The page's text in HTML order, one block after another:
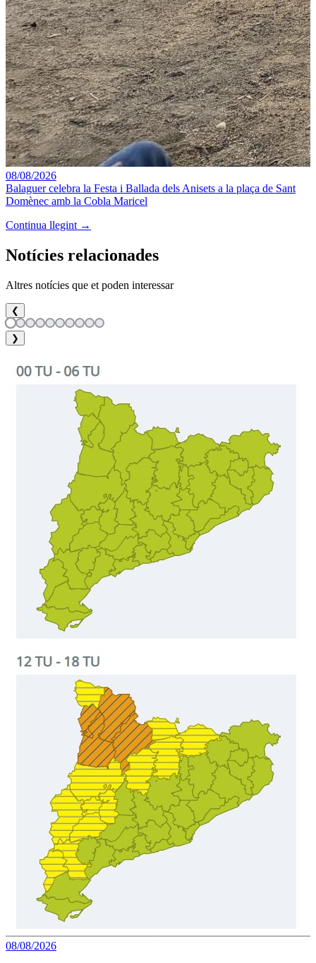
08/08/2026
Balaguer celebra la Festa i Ballada dels Anisets a la plaça de Sant
Domènec amb la Cobla Maricel
Continua llegint →
Notícies relacionades
Altres notícies que et poden interessar
❮
❯
08/08/2026